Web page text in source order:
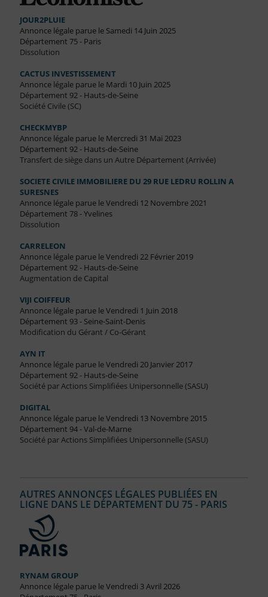
JOUR2PLUIE
Annonce légale parue le Samedi 14 Juin 2025
Département 75 - Paris
Dissolution
CACTUS INVESTISSEMENT
Annonce légale parue le Mardi 10 Juin 2025
Département 92 - Hauts-de-Seine
Société Civile (SC)
CHECKMYBP
Annonce légale parue le Mercredi 31 Mai 2023
Département 92 - Hauts-de-Seine
Transfert de siège dans un Autre Département (Arrivée)
SOCIETE CIVILE IMMOBILIERE DU 29 RUE LEDRU ROLLIN A
SURESNES
Annonce légale parue le Vendredi 12 Novembre 2021
Département 78 - Yvelines
Dissolution
CARRELEON
Annonce légale parue le Vendredi 22 Février 2019
Département 92 - Hauts-de-Seine
Augmentation de Capital
VIJI COIFFEUR
Annonce légale parue le Vendredi 1 Juin 2018
Département 93 - Seine-Saint-Denis
Modification du Gérant / Co-Gérant
AYN IT
Annonce légale parue le Vendredi 20 Janvier 2017
Département 92 - Hauts-de-Seine
Société par Actions Simplifiées Unipersonnelle (SASU)
DIGITAL
Annonce légale parue le Vendredi 13 Novembre 2015
Département 94 - Val-de-Marne
Société par Actions Simplifiées Unipersonnelle (SASU)
AUTRES ANNONCES LÉGALES PUBLIÉES EN
LIGNE DANS LE DÉPARTEMENT DU 75 - PARIS
RYNAM GROUP
Annonce légale parue le Vendredi 3 Avril 2026